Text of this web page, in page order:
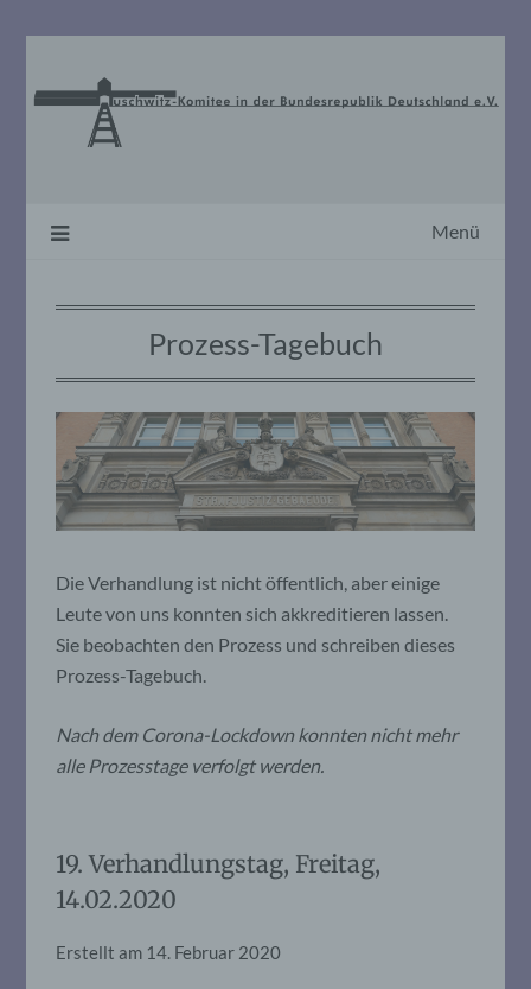
Menü
Prozess-Tagebuch
Die Verhandlung ist nicht öffentlich, aber einige
Leute von uns konnten sich akkreditieren lassen.
Sie beobachten den Prozess und schreiben dieses
Prozess-Tagebuch.
Nach dem Corona-Lockdown konnten nicht mehr
alle Prozesstage verfolgt werden.
19. Verhandlungstag, Freitag,
14.02.2020
Erstellt am 14. Februar 2020